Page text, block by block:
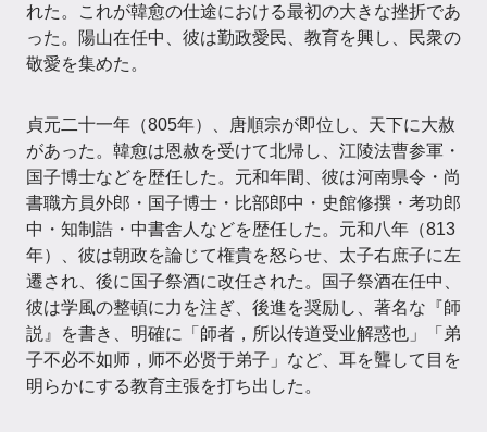
れた。これが韓愈の仕途における最初の大きな挫折であ
った。陽山在任中、彼は勤政愛民、教育を興し、民衆の
敬愛を集めた。
貞元二十一年（805年）、唐順宗が即位し、天下に大赦
があった。韓愈は恩赦を受けて北帰し、江陵法曹参軍・
国子博士などを歴任した。元和年間、彼は河南県令・尚
書職方員外郎・国子博士・比部郎中・史館修撰・考功郎
中・知制誥・中書舎人などを歴任した。元和八年（813
年）、彼は朝政を論じて権貴を怒らせ、太子右庶子に左
遷され、後に国子祭酒に改任された。国子祭酒在任中、
彼は学風の整頓に力を注ぎ、後進を奨励し、著名な『師
説』を書き、明確に「師者，所以传道受业解惑也」「弟
子不必不如师，师不必贤于弟子」など、耳を聾して目を
明らかにする教育主張を打ち出した。